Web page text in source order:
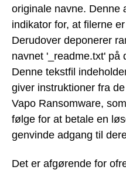
originale navne.
indikator for, at filerne
Derudover deponerer
navnet '_readme.txt' på
Denne tekstfil
giver instruktioner fra
Vapo Ransomware,
følge for at betale en
genvinde adgang til
Det er afgørende for